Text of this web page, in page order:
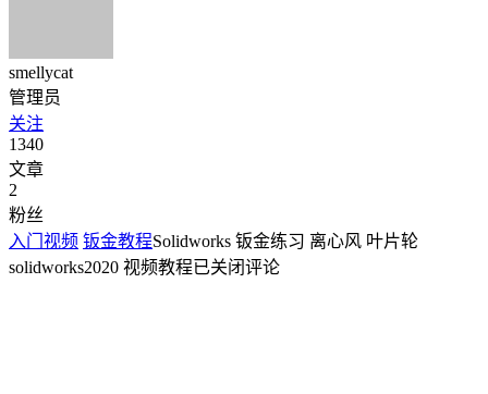
smellycat
管理员
关注
1340
文章
2
粉丝
入门视频 钣金教程Solidworks 钣金练习 离心风 叶片轮
solidworks2020 视频教程已关闭评论